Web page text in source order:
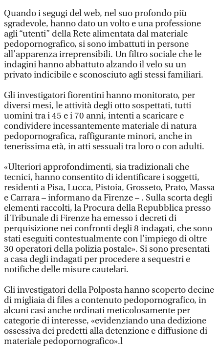
Quando i segugi del web, nel suo profondo più
sgradevole, hanno dato un volto e una professione
agli “utenti” della Rete alimentata dal materiale
pedopornografico, si sono imbattuti in persone
all’apparenza irreprensibili. Un filtro sociale che le
indagini hanno abbattuto alzando il velo su un
privato indicibile e sconosciuto agli stessi familiari.
Gli investigatori fiorentini hanno monitorato, per
diversi mesi, le attività degli otto sospettati, tutti
uomini tra i 45 e i 70 anni, intenti a scaricare e
condividere incessantemente materiale di natura
pedopornografica, raffigurante minori, anche in
tenerissima età, in atti sessuali tra loro o con adulti.
«Ulteriori approfondimenti, sia tradizionali che
tecnici, hanno consentito di identificare i soggetti,
residenti a Pisa, Lucca, Pistoia, Grosseto, Prato, Massa
e Carrara – informano da Firenze – . Sulla scorta degli
elementi raccolti, la Procura della Repubblica presso
il Tribunale di Firenze ha emesso i decreti di
perquisizione nei confronti degli 8 indagati, che sono
stati eseguiti contestualmente con l’impiego di oltre
30 operatori della polizia postale». Si sono presentati
a casa degli indagati per procedere a sequestri e
notifiche delle misure cautelari.
Gli investigatori della Polposta hanno scoperto decine
di migliaia di files a contenuto pedopornografico, in
alcuni casi anche ordinati meticolosamente per
categorie di interesse, «evidenziando una dedizione
ossessiva dei predetti alla detenzione e diffusione di
materiale pedopornografico».l